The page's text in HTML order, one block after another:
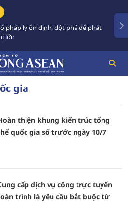
pháp lý ổn định, đột phá để phát
lớn
gia
thiện khung kiến trúc tổng
quốc gia số trước ngày 10/7
cấp dịch vụ công trực tuyến
trình là yêu cầu bắt buộc từ